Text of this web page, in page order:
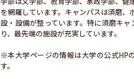
を網羅しています。キャンパスは須磨
設・設備が整っています。特に須磨キ
り、最先端の施設が充実しています。
※本大学ページの情報は大学の公式HP
す。